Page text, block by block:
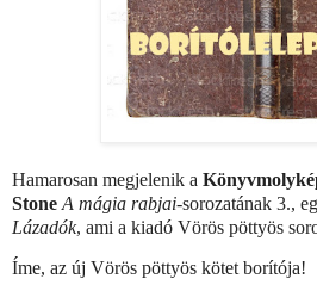
Hamarosan megjelenik a
Stone A mágia rabjai-sorozatának 3.,
Lázadók, ami a kiadó Vörös pöttyös
Íme, az új Vörös pöttyös kötet borítója!